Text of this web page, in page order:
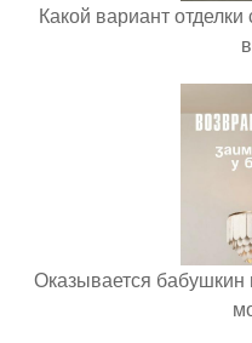
Какой вариант
Оказывается